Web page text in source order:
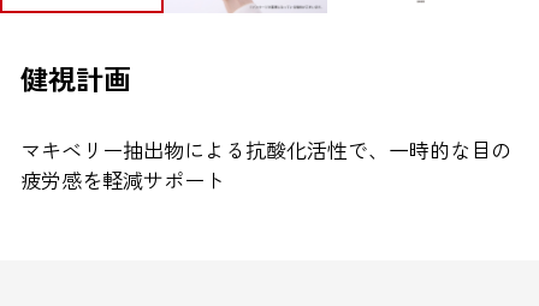
お問い合わせ
シオノギヘルスケアONLINEについて
健視計画
マキベリー抽出物による抗酸化活性で、一時的な目の
疲労感を軽減サポート